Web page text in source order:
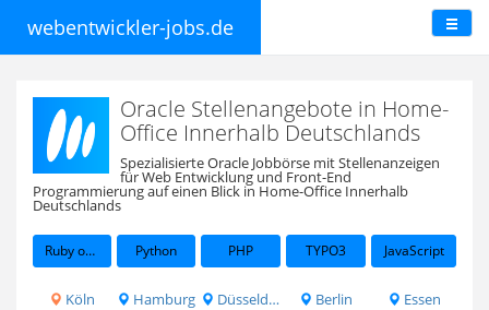
webentwickler-jobs.de
Oracle Stellenangebote in Home-
Office Innerhalb Deutschlands
Spezialisierte Oracle Jobbörse mit Stellenanzeigen
für Web Entwicklung und Front-End
Programmierung auf einen Blick in Home-Office Innerhalb
Deutschlands
Ruby on Rails Python PHP TYPO3 JavaScript
Köln Hamburg Düsseldorf Berlin Essen